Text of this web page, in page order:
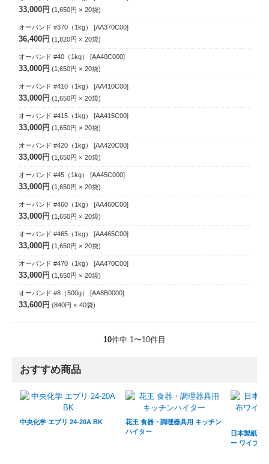
33,000円 1,650円 20袋
オーバンド #370（1kg） [AA370C00]
36,400円 1,820円 20袋
オーバンド #40（1kg） [AA40C000]
33,000円 1,650円 20袋
オーバンド #410（1kg） [AA410C00]
33,000円 1,650円 20袋
オーバンド #415（1kg） [AA415C00]
33,000円 1,650円 20袋
オーバンド #420（1kg） [AA420C00]
33,000円 1,650円 20袋
オーバンド #45（1kg） [AA45C000]
33,000円 1,650円 20袋
オーバンド #460（1kg） [AA460C00]
33,000円 1,650円 20袋
オーバンド #465（1kg） [AA465C00]
33,000円 1,650円 20袋
オーバンド #470（1kg） [AA470C00]
33,000円 1,650円 20袋
オーバンド #8（500g） [AA8B0000]
33,600円 840円 40袋
10件中 1〜10件目
おすすめ商品
中央化学 エブリ 24-20A BK
花王 食器・調理器具用 キッチン
ハイター
日本製紙ク
ー ワイプオ